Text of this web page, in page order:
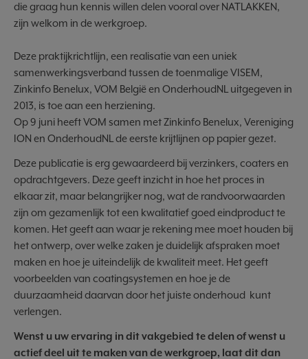
die graag hun kennis willen delen vooral over NATLAKKEN,
zijn welkom in de werkgroep.
Deze praktijkrichtlijn, een realisatie van een uniek
samenwerkingsverband tussen de toenmalige VISEM,
Zinkinfo Benelux, VOM België en OnderhoudNL uitgegeven in
2013, is toe aan een herziening.
Op 9 juni heeft VOM samen met Zinkinfo Benelux, Vereniging
ION en OnderhoudNL de eerste krijtlijnen op papier gezet.
Deze publicatie is erg gewaardeerd bij verzinkers, coaters en
opdrachtgevers. Deze geeft inzicht in hoe het proces in
elkaar zit, maar belangrijker nog, wat de randvoorwaarden
zijn om gezamenlijk tot een kwalitatief goed eindproduct te
komen. Het geeft aan waar je rekening mee moet houden bij
het ontwerp, over welke zaken je duidelijk afspraken moet
maken en hoe je uiteindelijk de kwaliteit meet. Het geeft
voorbeelden van coatingsystemen en hoe je de
duurzaamheid daarvan door het juiste onderhoud kunt
verlengen.
Wenst u uw ervaring in dit vakgebied te delen of wenst u
actief deel uit te maken van de werkgroep, laat dit dan